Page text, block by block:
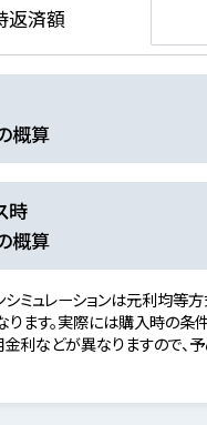
返済額
概算
時
概算
ミュレーションは元利均等
ます。実際には購入時の条件
金利などが異なりますので、